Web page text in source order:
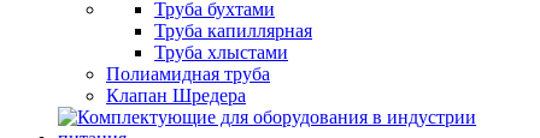
Труба бухтами
Труба капиллярная
Труба хлыстами
Полиамидная труба
Клапан Шредера